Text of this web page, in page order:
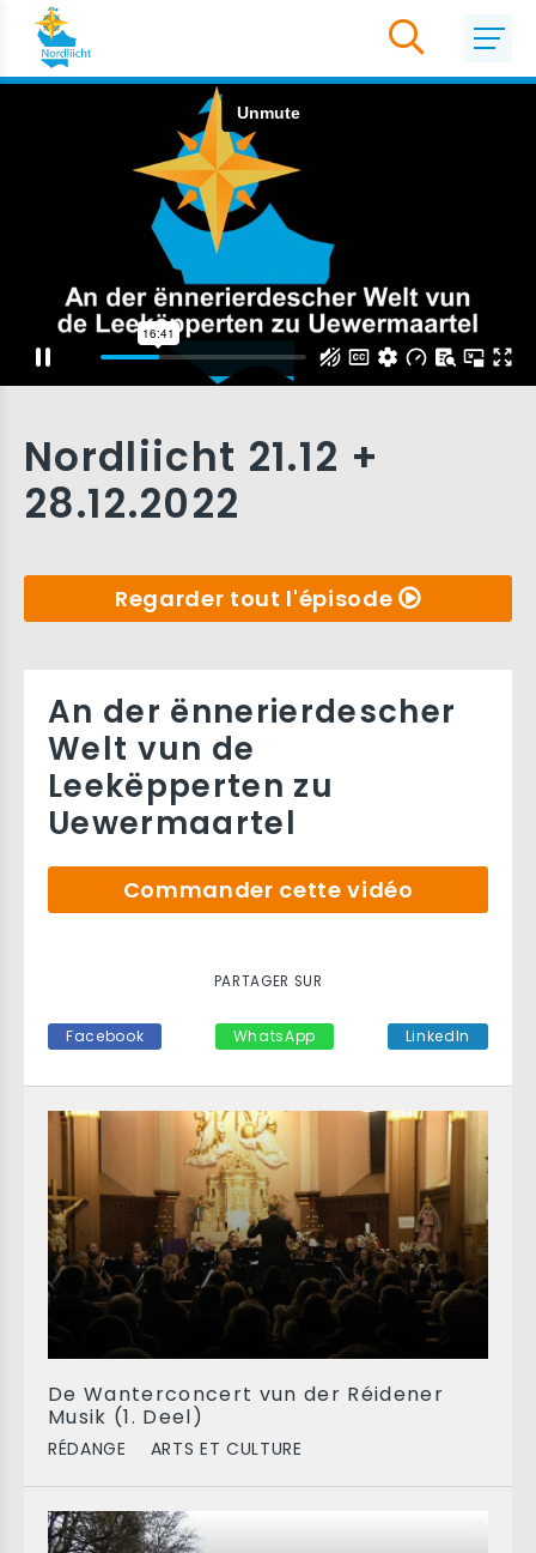
Nordliicht 21.12 +
28.12.2022
Regarder tout l'épisode
De Wanterconcert vun der Réidener
Musik (1. Deel)
RÉDANGE ARTS ET CULTURE
An der ënnerierdescher
Welt vun de
Leekëpperten zu
Uewermaartel
Commander cette vidéo
PARTAGER SUR
Facebook WhatsApp LinkedIn